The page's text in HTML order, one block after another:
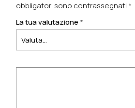
obbligatori sono contrassegnati *
La tua valutazione *